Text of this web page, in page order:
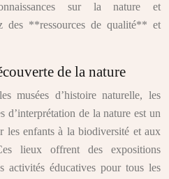
sur la nature et
des **ressources de qualité** et
de la nature
musées d’histoire naturelle, les
d’interprétation de la nature est un
les enfants à la biodiversité et aux
lieux offrent des expositions
activités éducatives pour tous les